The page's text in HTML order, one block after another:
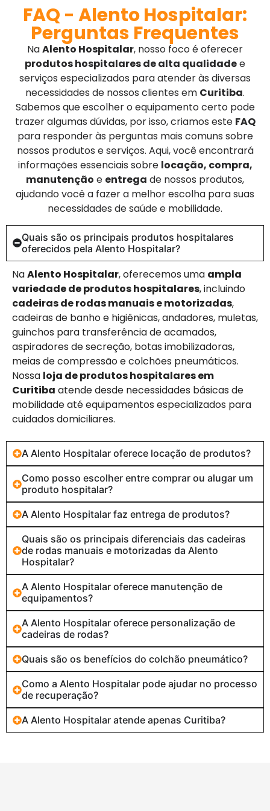
FAQ - Alento Hospitalar:
Perguntas Frequentes
NaAlento Hospitalar, nosso foco é oferecer
produtos hospitalares de alta qualidadee
serviços especializados para atender às diversas
necessidades de nossos clientes em Curitiba.
Sabemos que escolher o equipamento certo pode
trazer algumas dúvidas, por isso, criamos este FAQ
para responder às perguntas mais comuns sobre
nossos produtos e serviços. Aqui, você encontrará
informações essenciais sobre locação, compra,
manutenção e entrega de nossos produtos,
ajudando você a fazer a melhor escolha para suas
necessidades de saúde e mobilidade.
Quais são os principais produtos hospitalares
oferecidos pela Alento Hospitalar?
NaAlento Hospitalar, oferecemos uma ampla
variedade de produtos hospitalares, incluindo
cadeiras de rodas manuais e motorizadas,
cadeiras de banho e higiênicas, andadores, muletas,
guinchos para transferência de acamados,
aspiradores de secreção, botas imobilizadoras,
meias de compressão e colchões pneumáticos.
Nossa loja de produtos hospitalares em
Curitiba atende desde necessidades básicas de
mobilidade até equipamentos especializados para
cuidados domiciliares.
A Alento Hospitalar oferece locação de produtos?
Como posso escolher entre comprar ou alugar um
produto hospitalar?
A Alento Hospitalar faz entrega de produtos?
Quais são os principais diferenciais das cadeiras
de rodas manuais e motorizadas da Alento
Hospitalar?
A Alento Hospitalar oferece manutenção de
equipamentos?
A Alento Hospitalar oferece personalização de
cadeiras de rodas?
Quais são os benefícios do colchão pneumático?
Como a Alento Hospitalar pode ajudar no processo
de recuperação?
A Alento Hospitalar atende apenas Curitiba?